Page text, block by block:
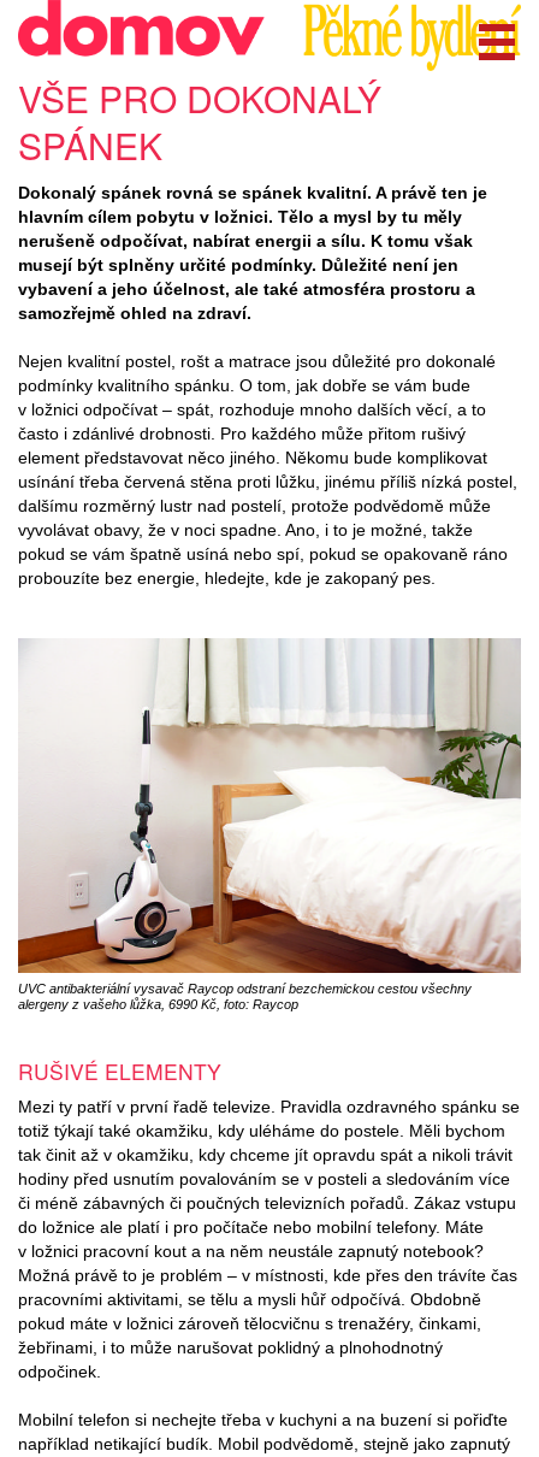
VŠE PRO DOKONALÝ
SPÁNEK
Dokonalý spánek rovná se spánek kvalitní. A právě ten je
hlavním cílem pobytu v ložnici. Tělo a mysl by tu měly
nerušeně odpočívat, nabírat energii a sílu. K tomu však
musejí být splněny určité podmínky. Důležité není jen
vybavení a jeho účelnost, ale také atmosféra prostoru a
samozřejmě ohled na zdraví.
Nejen kvalitní postel, rošt a matrace jsou důležité pro dokonalé
podmínky kvalitního spánku. O tom, jak dobře se vám bude
v ložnici odpočívat – spát, rozhoduje mnoho dalších věcí, a to
často i zdánlivé drobnosti. Pro každého může přitom rušivý
element představovat něco jiného. Někomu bude komplikovat
usínání třeba červená stěna proti lůžku, jinému příliš nízká postel,
dalšímu rozměrný lustr nad postelí, protože podvědomě může
vyvolávat obavy, že v noci spadne. Ano, i to je možné, takže
pokud se vám špatně usíná nebo spí, pokud se opakovaně ráno
probouzíte bez energie, hledejte, kde je zakopaný pes.
UVC antibakteriální vysavač Raycop odstraní bezchemickou cestou všechny
alergeny z vašeho lůžka, 6990 Kč, foto: Raycop
RUŠIVÉ ELEMENTY
Mezi ty patří v první řadě televize. Pravidla ozdravného spánku se
totiž týkají také okamžiku, kdy uléháme do postele. Měli bychom
tak činit až v okamžiku, kdy chceme jít opravdu spát a nikoli trávit
hodiny před usnutím povalováním se v posteli a sledováním více
či méně zábavných či poučných televizních pořadů. Zákaz vstupu
do ložnice ale platí i pro počítače nebo mobilní telefony. Máte
v ložnici pracovní kout a na něm neustále zapnutý notebook?
Možná právě to je problém – v místnosti, kde přes den trávíte čas
pracovními aktivitami, se tělu a mysli hůř odpočívá. Obdobně
pokud máte v ložnici zároveň tělocvičnu s trenažéry, činkami,
žebřinami, i to může narušovat poklidný a plnohodnotný
odpočinek.
Mobilní telefon si nechejte třeba v kuchyni a na buzení si pořiďte
například netikající budík. Mobil podvědomě, stejně jako zapnutý